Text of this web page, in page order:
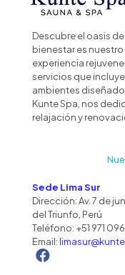
Descubre el oasis
bienestar es
experiencia
servicios que
ambientes
Kunte Spa, nos
relajación y
Sede Lima Sur
Dirección: Av. 7 de
del Triunfo, Perú
Teléfono: +51 971
Email: